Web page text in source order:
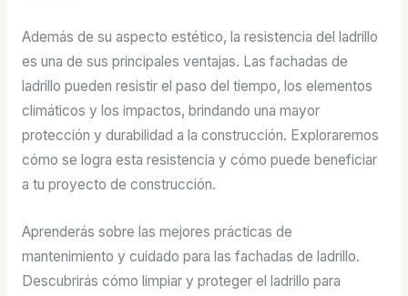
Además de su aspecto estético, la resistencia del ladrillo
es una de sus principales ventajas. Las fachadas de
ladrillo pueden resistir el paso del tiempo, los elementos
climáticos y los impactos, brindando una mayor
protección y durabilidad a la construcción. Exploraremos
cómo se logra esta resistencia y cómo puede beneficiar
a tu proyecto de construcción.
Aprenderás sobre las mejores prácticas de
mantenimiento y cuidado para las fachadas de ladrillo.
Descubrirás cómo limpiar y proteger el ladrillo para